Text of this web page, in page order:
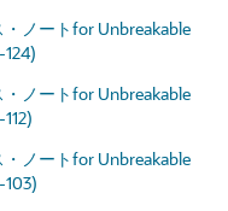
ノートfor Unbreakable
ノートfor Unbreakable
ノートfor Unbreakable
103)